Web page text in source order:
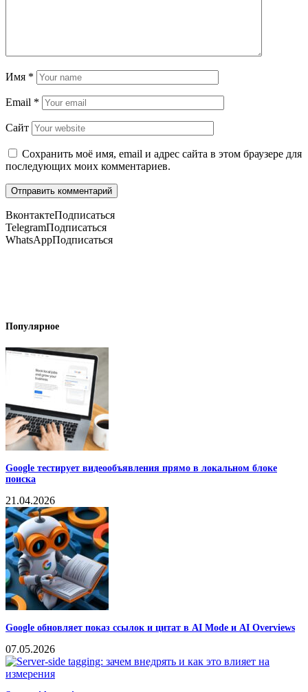
Имя *
Email *
Сайт
Сохранить моё имя, email и адрес сайта в этом браузере для
последующих моих комментариев.
ВконтактеПодписаться
TelegramПодписаться
WhatsAppПодписаться
Популярное
Google тестирует видеообъявления прямо в локальном блоке
поиска
21.04.2026
Google обновляет показ ссылок и цитат в AI Mode и AI Overviews
07.05.2026